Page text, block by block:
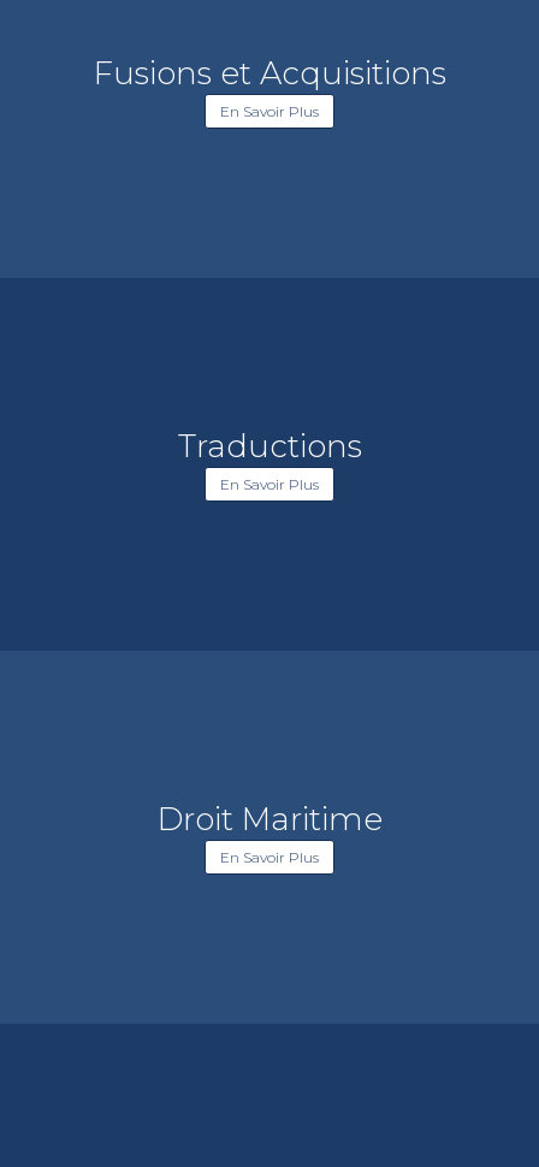
Fusions et Acquisitions
En Savoir Plus
Traductions
En Savoir Plus
Droit Maritime
En Savoir Plus